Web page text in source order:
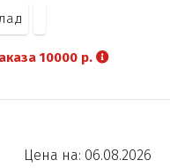
10000 р.
Цена на: 06.08.2026